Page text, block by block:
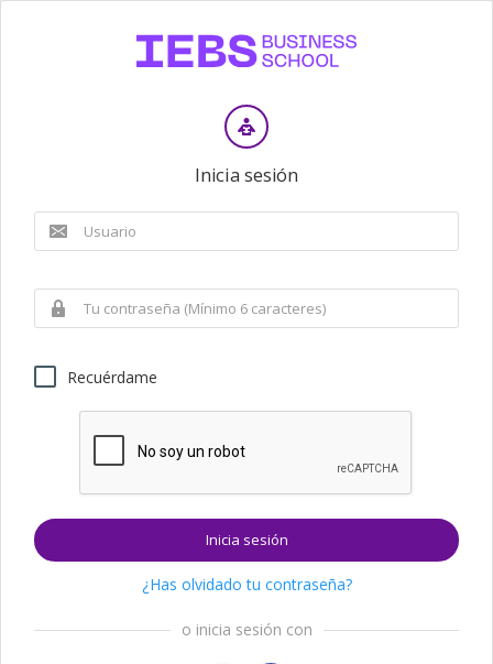
Inicia sesión
Recuérdame
Inicia sesión
¿Has olvidado tu contraseña?
o inicia sesión con